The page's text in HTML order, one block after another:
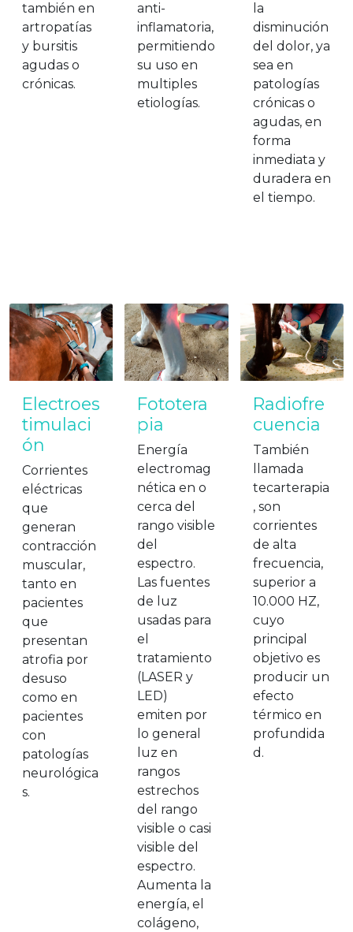
también en
artropatías
y bursitis
agudas o
crónicas.
anti-
inflamatoria,
permitiendo
su uso en
multiples
etiologías.
la
disminución
del dolor, ya
sea en
patologías
crónicas o
agudas, en
forma
inmediata y
duradera en
el tiempo.
Electroes
timulaci
ón
Corrientes
eléctricas
que
generan
contracción
muscular,
tanto en
pacientes
que
presentan
atrofia por
desuso
como en
pacientes
con
patologías
neurológica
s.
Fototera
pia
Energía
electromag
nética en o
cerca del
rango visible
del
espectro.
Las fuentes
de luz
usadas para
el
tratamiento
(LASER y
LED)
emiten por
lo general
luz en
rangos
estrechos
del rango
visible o casi
visible del
espectro.
Aumenta la
energía, el
colágeno,
Radiofre
cuencia
También
llamada
tecarterapia
, son
corrientes
de alta
frecuencia,
superior a
10.000 HZ,
cuyo
principal
objetivo es
producir un
efecto
térmico en
profundida
d.